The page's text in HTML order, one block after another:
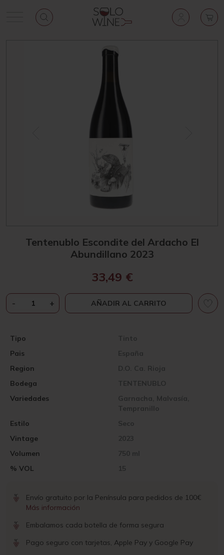
Tentenublo Escondite del Ardacho El
Abundillano 2023
Pais España
Vintage 2023
Region D.O. Ca. Rioja
Volumen 750 ml
Bodega TENTENUBLO
% VOL 15
Variedades
Garnacha, Malvasía,
Tempranillo
Estilo
Seco
Tipo Tinto
33,49 €
-TENTENUBLO
ESCONDITE
ARDACHO
EL
ABUNDILLANO
2023
+ AÑADIR AL CARRITO
Envío gratuito por la Península para pedidos de 100€
Más información
Embalamos cada botella de forma segura
Pago seguro con tarjetas, Apple Pay y Google Pay